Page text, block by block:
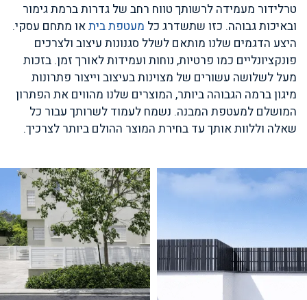
טרלידור מעמידה לרשותך טווח רחב של גדרות ברמת גימור
ובאיכות גבוהה. כזו שתשדרג כל מעטפת ביתאו מתחם עסקי.
היצע הדגמים שלנו מותאם לשלל סגנונות עיצוב ולצרכים
פונקציונליים כמו פרטיות, נוחות ועמידות לאורך זמן. בזכות
מעל לשלושה עשורים של מצוינות בעיצוב וייצור פתרונות
מיגון ברמה הגבוהה ביותר, המוצרים שלנו מהווים את הפתרון
המושלם למעטפת המבנה. נשמח לעמוד לשרותך עבור כל
שאלה וללוות אותך עד בחירת המוצר ההולם ביותר לצרכיך.